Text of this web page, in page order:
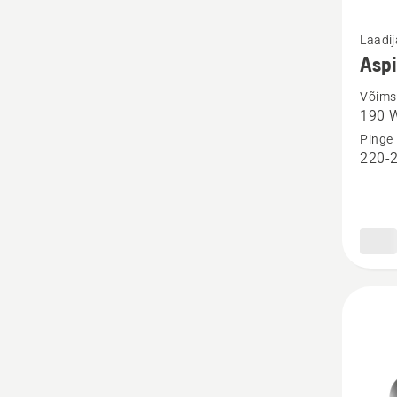
rohkem
toote
laadija
190
Pinge
220-